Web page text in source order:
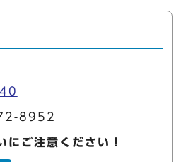
8952
にご注意ください！